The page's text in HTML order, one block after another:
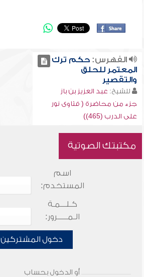
الفهرس:حكم ترك
المعتمر للحلق
والتقصير
للشيخ: عبد العزيز بن باز
جزء من محاضرة ( فتاوى نور
على الدرب (465))
مكتبتك الصوتية
اسم
المستخدم:
كـلـــمـة
الـمـــــرور:
دخول المشتركين
أو الدخول بحساب